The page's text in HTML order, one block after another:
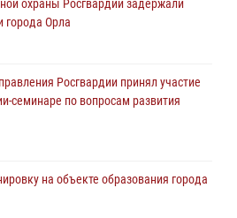
охраны Росгвардии задержали
Орла
Росгвардии принял участие
семинаре по вопросам развития
на объекте образования города